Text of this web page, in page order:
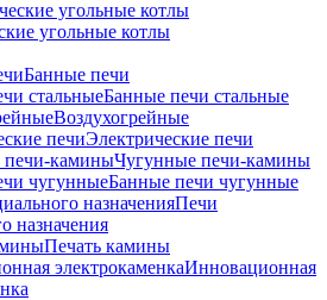
угольные котлы
Банные печи
Банные печи стальные
Воздухогрейные
Электрические печи
Чугунные печи-камины
Банные печи чугунные
Печи
назначения
Печать камины
Инновационная